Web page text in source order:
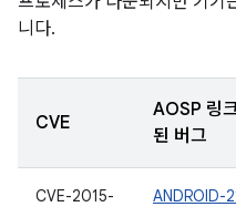
니다.
CVE
AOSP 링
된 버그
CVE-2015-
ANDROID-